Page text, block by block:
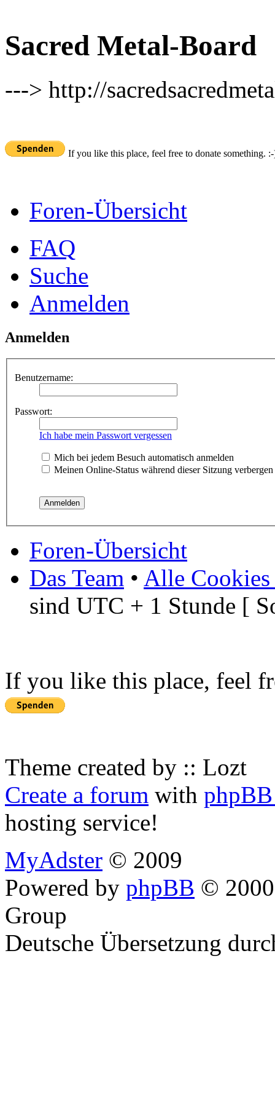
Sacred Metal-Board
---> http://
If you like this place, feel free to donate something.
Foren-Übersicht
FAQ
Suche
Anmelden
Anmelden
Benutzername:
Passwort:
Ich habe mein Passwort vergessen
Mich bei jedem Besuch automatisch anmelden
Meinen Online-Status während dieser Sitzung verbergen
Foren-Übersicht
Das Team • Alle Cookies
sind UTC + 1 Stunde [
If you like this place, feel
Theme created by :: Lozt
Create a forum with
hosting service!
MyAdster © 2009
Powered by phpBB ©
Group
Deutsche Übersetzung